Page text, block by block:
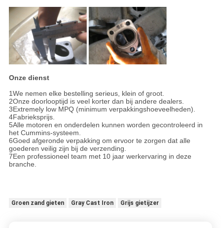
Onze dienst
1We nemen elke bestelling serieus, klein of groot.
2Onze doorlooptijd is veel korter dan bij andere dealers.
3Extremely low MPQ (minimum verpakkingshoeveelheden).
4Fabrieksprijs.
5Alle motoren en onderdelen kunnen worden gecontroleerd in
het Cummins-systeem.
6Goed afgeronde verpakking om ervoor te zorgen dat alle
goederen veilig zijn bij de verzending.
7Een professioneel team met 10 jaar werkervaring in deze
branche.
Groen zand gieten Gray Cast Iron Grijs gietijzer